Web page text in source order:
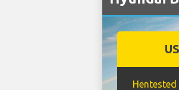
Hentested